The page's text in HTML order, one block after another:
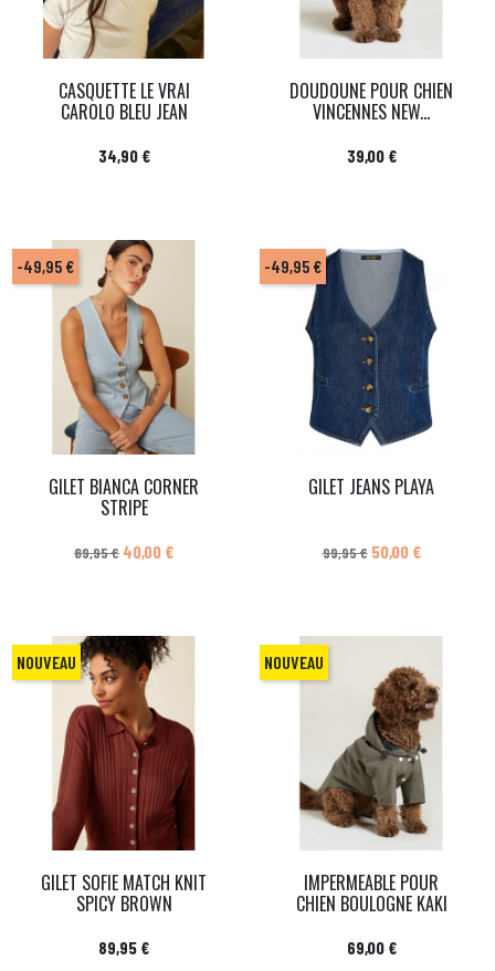
CASQUETTE LE VRAI
CAROLO BLEU JEAN
Prix
34,90 €
DOUDOUNE POUR CHIEN
VINCENNES NEW...
Prix
39,00 €
GILET BIANCA CORNER
STRIPE
Prix de base
89,95 € Prix
40,00 €
-49,95 €
GILET JEANS PLAYA
Prix de base
99,95 € Prix
50,00 €
-49,95 €
GILET SOFIE MATCH KNIT
SPICY BROWN
Prix
89,95 €
NOUVEAU
IMPERMEABLE POUR
CHIEN BOULOGNE KAKI
Prix
69,00 €
NOUVEAU